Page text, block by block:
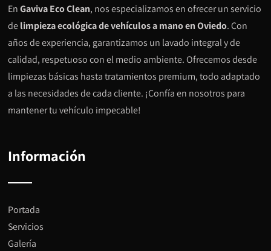
EnGaviva Eco Clean, nos especializamos en ofrecer un servicio
delimpieza ecológica de vehículos a mano en Oviedo. Con
años de experiencia, garantizamos un lavado integral y de
calidad, respetuoso con el medio ambiente. Ofrecemos desde
limpiezas básicas hasta tratamientos premium, todo adaptado
a las necesidades de cada cliente. ¡Confía en nosotros para
mantener tu vehículo impecable!
Información
Portada
Servicios
Galería